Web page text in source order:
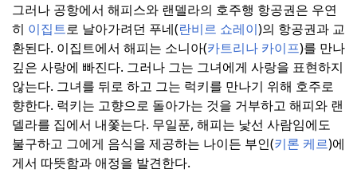
그러나 공항에서 해피스와 랜델라의 호주행 항공권은 우연
히 이집트로 날아가려던 푸네(란비르 쇼레이)의 항공권과 교
환된다. 이집트에서 해피는 소니아(카트리나 카이프)를 만나
깊은 사랑에 빠진다. 그러나 그는 그녀에게 사랑을 표현하지
않는다. 그녀를 뒤로 하고 그는 럭키를 만나기 위해 호주로
향한다. 럭키는 고향으로 돌아가는 것을 거부하고 해피와 랜
델라를 집에서 내쫓는다. 무일푼, 해피는 낯선 사람임에도
불구하고 그에게 음식을 제공하는 나이든 부인(키론 케르)에
게서 따뜻함과 애정을 발견한다.